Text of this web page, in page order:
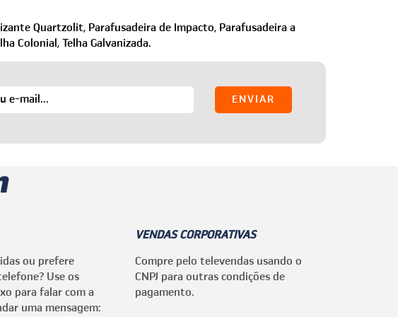
Quartzolit, Parafusadeira de Impacto, Parafusadeira a
Colonial, Telha Galvanizada.
ou prefere
Use os
para falar com a
uma mensagem:
VENDAS CORPORATIVAS
Compre pelo televendas usando o
CNPJ para outras condições de
pagamento.